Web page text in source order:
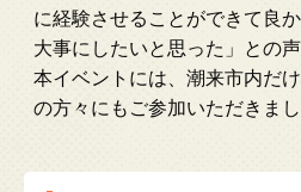
に経験させることができて良
大事にしたいと思った」との
本イベントには、潮来市内だ
の方々にもご参加いただきまし